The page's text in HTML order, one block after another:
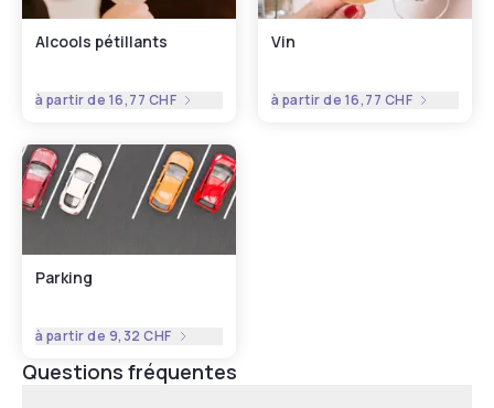
Alcools pétillants
à partir de 16,77 CHF
Vin
à partir de 16,77 CHF
Parking
à partir de 9,32 CHF
Questions fréquentes